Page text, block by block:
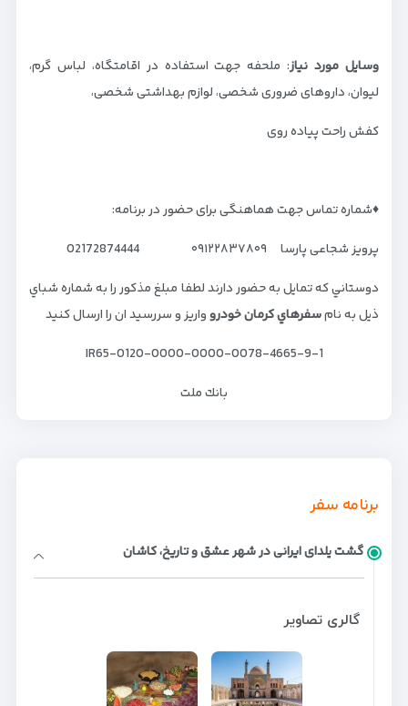
وسایل مورد نیاز: ملحفه جهت استفاده در اقامتگاه، لباس گرم،
لیوان، داروهای ضروری شخصی، لوازم بهداشتی شخصی،
کفش راحت پیاده روی
♦️شماره تماس جهت هماهنگی برای حضور در برنامه:
پرویز شجاعی پارسا ۰۹۱۲۲۸۳۷۸۰۹ 02172874444
دوستاني كه تمايل به حضور دارند لطفا مبلغ مذكور را به شماره شباي
ذيل به نامسفرهاي كرمان خودروواريز و سررسيد ان را ارسال كنيد
IR65-0120-0000-0000-0078-4665-9-1
بانك ملت
برنامه سفر
گشت یلدای ایرانی در شهر عشق و تاریخ، کاشان
گالری تصاویر